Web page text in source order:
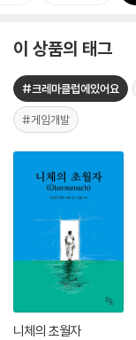
이 상품의 태그
#크레마클럽에있어요
#게임개발
니체의 초월자